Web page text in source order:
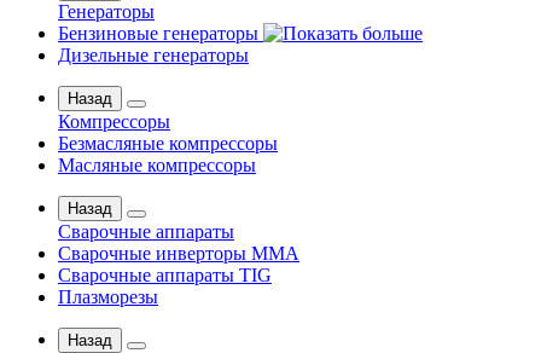
Генераторы
Бензиновые генераторы
Дизельные генераторы
Назад
Компрессоры
Безмасляные компрессоры
Масляные компрессоры
Назад
Сварочные аппараты
Сварочные инверторы MMA
Сварочные аппараты TIG
Плазморезы
Назад